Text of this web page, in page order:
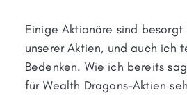
Einige Aktionäre sind
unserer Aktien, und auch ich
Bedenken. Wie ich bereits
für Wealth Dragons-Aktien